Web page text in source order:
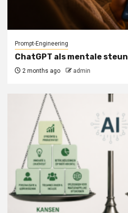
Prompt-Engineering
ChatGPT als mentale steun
2 months ago admin